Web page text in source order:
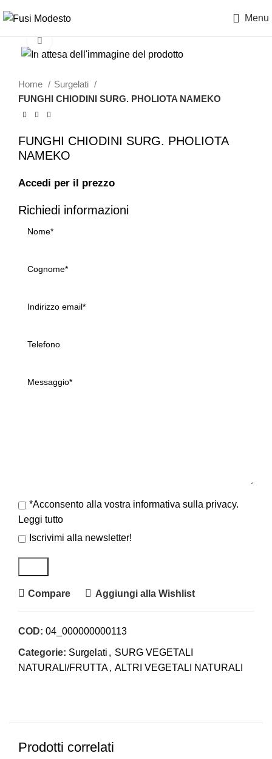
Menu
Home
Surgelati
FUNGHI CHIODINI SURG. PHOLIOTA NAMEKO
FUNGHI CHIODINI SURG. PHOLIOTA
NAMEKO
Accedi per il prezzo
Richiedi informazioni
*Acconsento alla vostra informativa sulla privacy.
Leggi tutto
Iscrivimi alla newsletter!
Compare Aggiungi alla Wishlist
COD: 04_000000000113
Categorie: Surgelati , SURG VEGETALI
NATURALI/FRUTTA, ALTRI VEGETALI NATURALI
Prodotti correlati